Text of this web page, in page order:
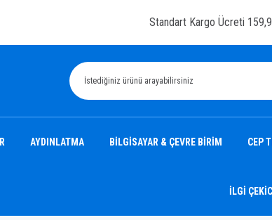
Standart Kargo Ücreti
AYDINLATMA BİLGİSAYAR & ÇEVRE BİRİM CEP
İLGİ